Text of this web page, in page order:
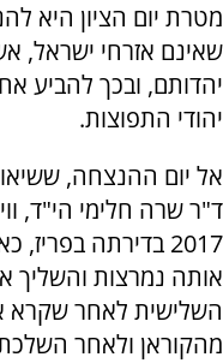
מטרת יום הציון היא
שאינם אזרחי ישראל,
יהדותם, ובכך להביע
יהודי התפוצות.
אל יום ההנצחה,
ד"ר שרה חלימי הי"ד,
2017 בדירתה
אותה נמרצות והשליך
השלישית לאחר שקרא
מהקוראן ולאחר